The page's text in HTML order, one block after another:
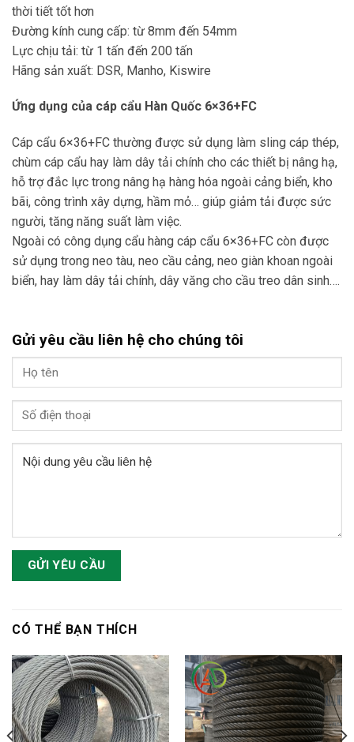
thời tiết tốt hơn
Đường kính cung cấp: từ 8mm đến 54mm
Lực chịu tải: từ 1 tấn đến 200 tấn
Hãng sản xuất: DSR, Manho, Kiswire
Ứng dụng của cáp cẩu Hàn Quốc 6×36+FC
Cáp cẩu 6×36+FC thường được sử dụng làm sling cáp thép,
chùm cáp cẩu hay làm dây tải chính cho các thiết bị nâng hạ,
hỗ trợ đắc lực trong nâng hạ hàng hóa ngoài cảng biển, kho
bãi, công trình xây dựng, hầm mỏ… giúp giảm tải được sức
người, tăng năng suất làm việc.
Ngoài có công dụng cẩu hàng cáp cẩu 6×36+FC còn được
sử dụng trong neo tàu, neo cầu cảng, neo giàn khoan ngoài
biển, hay làm dây tải chính, dây văng cho cầu treo dân sinh….
Gửi yêu cầu liên hệ cho chúng tôi
CÓ THỂ BẠN THÍCH